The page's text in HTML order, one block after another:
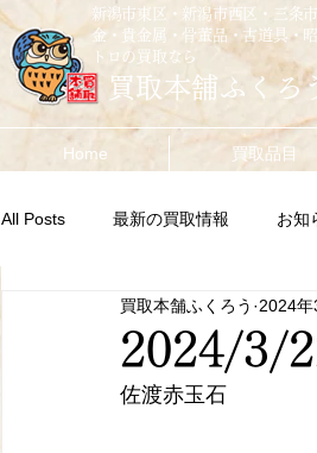
新潟市東区・新潟市西区・三条
金・貴金属・骨董品・古道具・
トロの買取なら
買取本舗ふくろ
Home 買取品目
All Posts 最新の買取情報 お知
2024/3/
買取本舗ふくろう 2024年
佐渡赤玉石